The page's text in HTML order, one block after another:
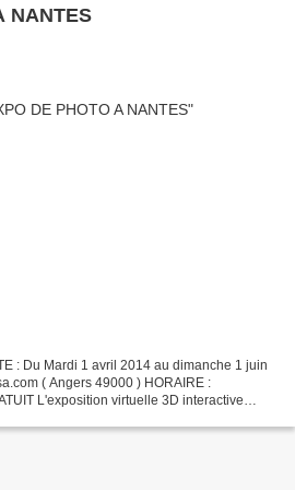
NANTES
: Du Mardi 1 avril 2014 au dimanche 1 juin
( Angers 49000 ) HORAIRE :
L'exposition virtuelle 3D interactive